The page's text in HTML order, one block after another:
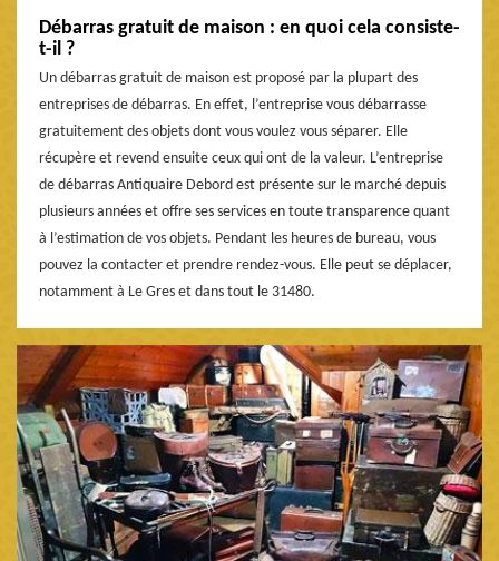
Débarras gratuit de maison : en quoi cela consiste-
t-il ?
Un débarras gratuit de maison est proposé par la plupart des
entreprises de débarras. En effet, l’entreprise vous débarrasse
gratuitement des objets dont vous voulez vous séparer. Elle
récupère et revend ensuite ceux qui ont de la valeur. L’entreprise
de débarras Antiquaire Debord est présente sur le marché depuis
plusieurs années et offre ses services en toute transparence quant
à l’estimation de vos objets. Pendant les heures de bureau, vous
pouvez la contacter et prendre rendez-vous. Elle peut se déplacer,
notamment à Le Gres et dans tout le 31480.